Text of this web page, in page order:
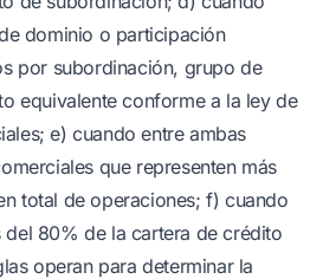
dominio o participación
por subordinación, grupo de
equivalente conforme a la ley de
e) cuando entre ambas
que representen más
total de operaciones; f) cuando
del 80% de la cartera de crédito
operan para determinar la